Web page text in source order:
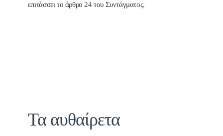
επιτάσσει το άρθρο 24 του Συντάγματος.
Τα αυθαίρετα